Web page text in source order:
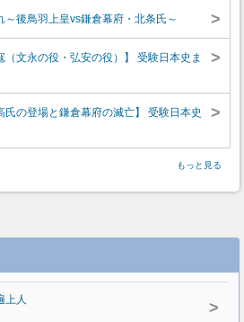
後鳥羽上皇vs鎌倉幕府・北条氏～ >
（文永の役・弘安の役）】 受験日本史ま
>
氏の登場と鎌倉幕府の滅亡】 受験日本史
>
もっと見る
上人 >